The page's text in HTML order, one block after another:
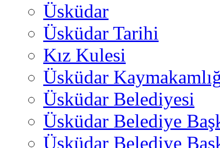
Üsküdar
Üsküdar Tarihi
Kız Kulesi
Üsküdar
Üsküdar Belediyesi
Üsküdar Belediye
Üsküdar Belediye